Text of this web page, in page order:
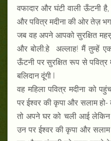
वफादार और घंटी वाली ऊँटनी
और पवित्र मदीना की ओर तेज़
जब वह अपने आपको सुरक्षित
और बोली:हे अल्लाह! मैं तुम्हें
ऊँटनी पर सुरक्षित रूप से पवित्र
बलिदान दूंगी l
वह महिला पवित्र मदीना को
पर ईश्वर की कृपा और सलाम
तो अपने घर को चली आई
उन पर ईश्वर की कृपा और सलाम